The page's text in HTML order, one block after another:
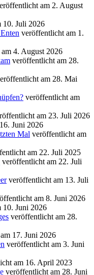
am 2. August
10. Juli 2026
veröffentlicht am 1.
4. August 2026
veröffentlicht am 28.
am 28. Mai
veröffentlicht am
am 23. Juli 2026
Juni 2026
Mal veröffentlicht am
am 22. Juli 2025
veröffentlicht am 22. Juli
veröffentlicht am 13. Juli
am 8. Juni 2026
10. Juni 2026
veröffentlicht am 28.
17. Juni 2026
veröffentlicht am 3. Juni
am 16. April 2023
veröffentlicht am 28. Juni